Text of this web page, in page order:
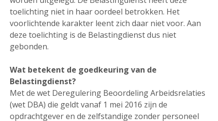
toelichting niet in haar oordeel betrokken. Het
voorlichtende karakter leent zich daar niet voor. Aan
deze toelichting is de Belastingdienst dus niet
gebonden.
Wat betekent de goedkeuring van de
Belastingdienst?
Met de wet Deregulering Beoordeling Arbeidsrelaties
(wet DBA) die geldt vanaf 1 mei 2016 zijn de
opdrachtgever en de zelfstandige zonder personeel